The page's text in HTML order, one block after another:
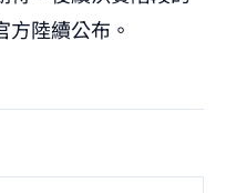
陸續公布。